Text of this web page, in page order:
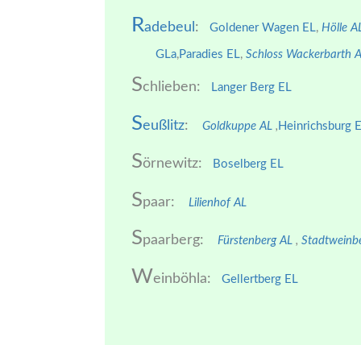
Radebeul : Goldener Wagen EL, Hölle
GLa,Paradies EL, Schloss Wackerbarth
Schlieben: Langer Berg EL
Seußlitz: Goldkuppe AL , Heinrichsburg
Sörnewitz: Boselberg EL
Spaar: Lilienhof AL
Spaarberg: Fürstenberg AL ,
Weinböhla: Gellertberg EL